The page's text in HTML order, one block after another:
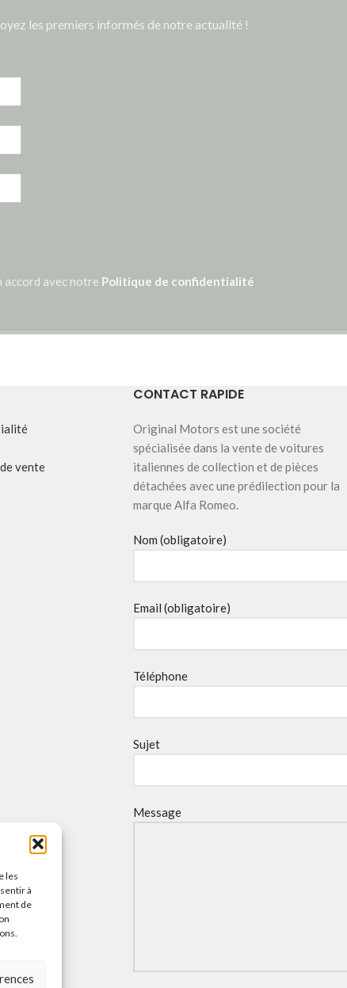
les
à
de
les premiers informés de notre actualité !
accord avec notre Politique de confidentialité
vente
CONTACT RAPIDE
Original Motors est une société
spécialisée dans la vente de voitures
italiennes de collection et de pièces
détachées avec une prédilection pour la
marque Alfa Romeo.
Nom (obligatoire)
Email (obligatoire)
Téléphone
Sujet
Message